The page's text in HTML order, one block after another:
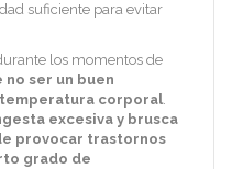
suficiente para evitar
los momentos de
no ser un buen
corporal.
excesiva y brusca
provocar trastornos
grado de